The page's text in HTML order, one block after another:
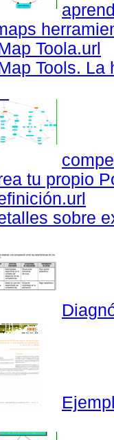
Toola.url
Tools. La
tu propio
sobre